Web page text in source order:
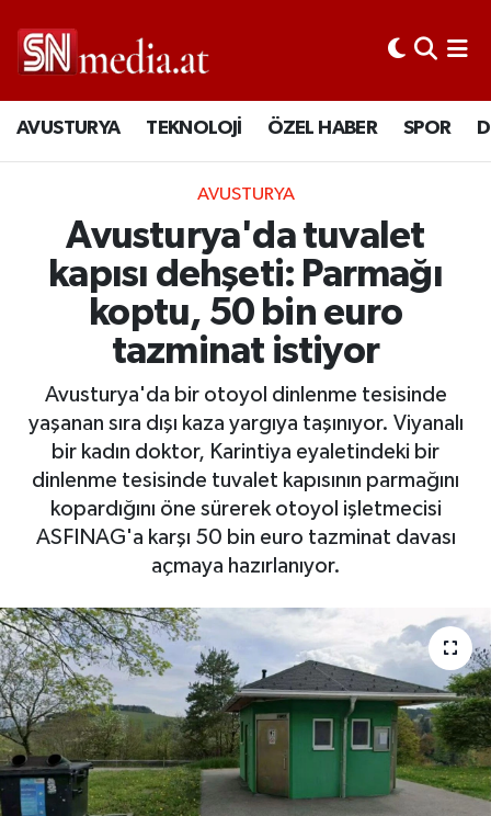
AVUSTURYA TEKNOLOJİ ÖZEL HABER SPOR
AVUSTURYA
Avusturya'da tuvalet
kapısı dehşeti: Parmağı
koptu, 50 bin euro
tazminat istiyor
Avusturya'da bir otoyol dinlenme tesisinde
yaşanan sıra dışı kaza yargıya taşınıyor. Viyanalı
bir kadın doktor, Karintiya eyaletindeki bir
dinlenme tesisinde tuvalet kapısının parmağını
kopardığını öne sürerek otoyol işletmecisi
ASFINAG'a karşı 50 bin euro tazminat davası
açmaya hazırlanıyor.